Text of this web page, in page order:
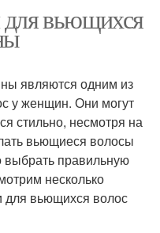
вьющихся
являются одним из
у женщин. Они могут
стильно, несмотря на
вьющиеся волосы
правильную
несколько
для вьющихся волос